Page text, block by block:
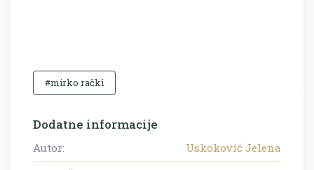
#mirko rački
Dodatne informacije
Autor:
Uskoković Jelena